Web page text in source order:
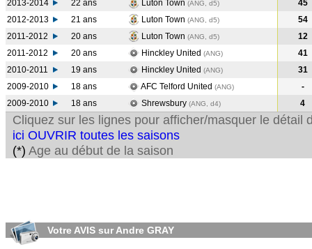
2013-2014
22 ans Luton Town (ANG, d5)
45
2012-2013
21 ans Luton Town (ANG, d5)
54
2011-2012
20 ans Luton Town (ANG, d5)
12
2011-2012
20 ans Hinckley United (ANG)
41
2010-2011
19 ans Hinckley United (ANG)
31
2009-2010
18 ans AFC Telford United (ANG)
-
2009-2010
18 ans Shrewsbury (ANG, d4) 4
Cliquez sur les lignes pour afficher/masquer le détail
ici OUVRIR toutes les saisons
(*) Age au début de la saison
Votre AVIS sur Andre GRAY